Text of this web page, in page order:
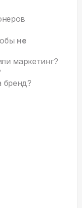
не
маркетинг?
бренд?